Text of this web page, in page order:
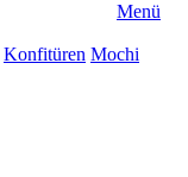
Menü
Konfitüren Mochi